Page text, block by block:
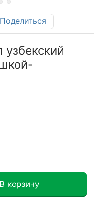
Поделиться
узбекский
В корзину